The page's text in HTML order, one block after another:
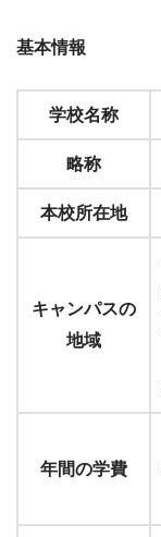
基本情報
学校名称
略称
本校所在地
キャンパスの
地域
年間の学費